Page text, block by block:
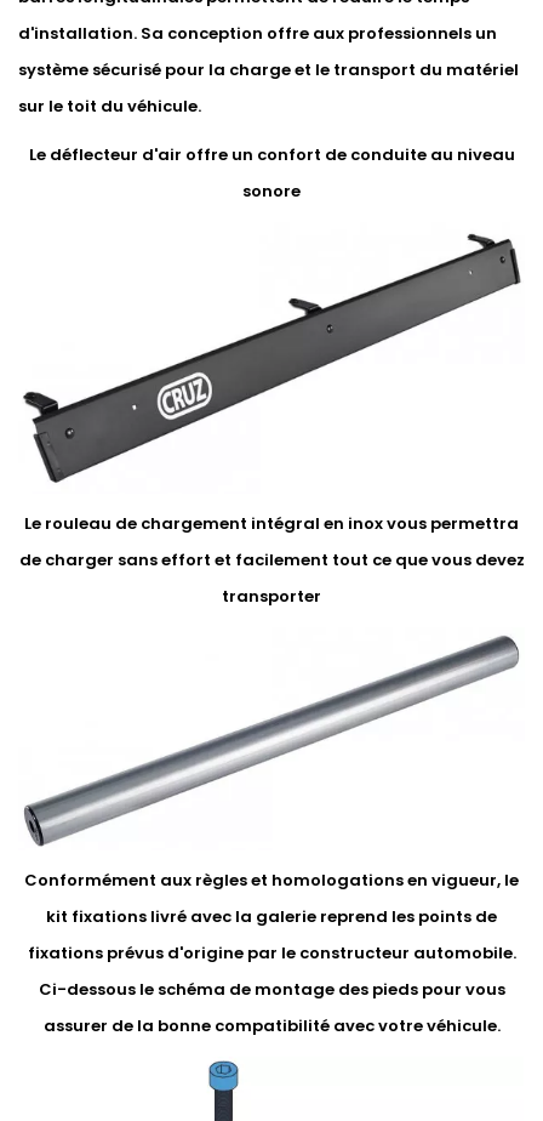
d'installation. Sa conception offre aux professionnels un
système sécurisé pour la charge et le transport du matériel
sur le toit du véhicule.
Le déflecteur d'air offre un confort de conduite au niveau
sonore
Le rouleau de chargement intégral en inox vous permettra
de charger sans effort et facilement tout ce que vous devez
transporter
Conformément aux règles et homologations en vigueur, le
kit fixations livré avec la galerie reprend les points de
fixations prévus d'origine par le constructeur automobile.
Ci-dessous le schéma de montage des pieds pour vous
assurer de la bonne compatibilité avec votre véhicule.